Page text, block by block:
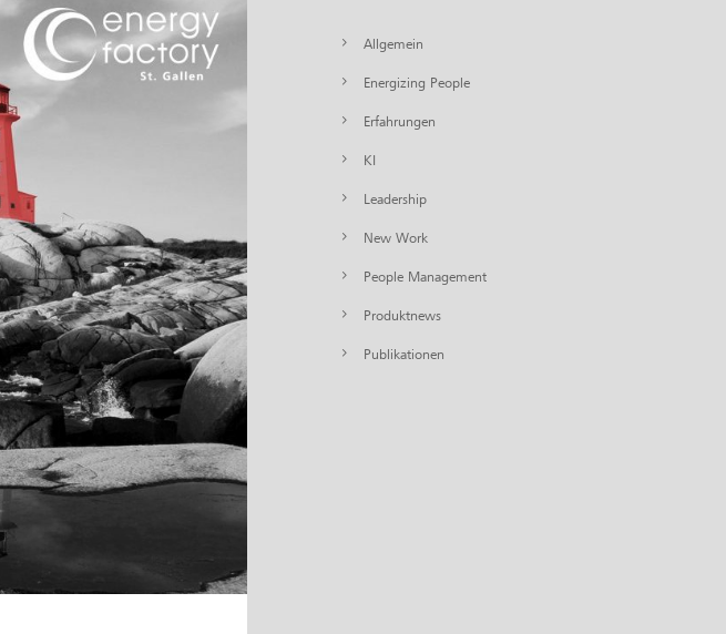
Allgemein
Energizing People
Erfahrungen
KI
Leadership
New Work
People Management
Produktnews
Publikationen